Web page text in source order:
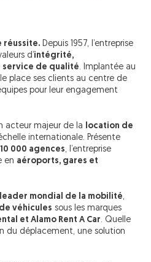
réussite. Depuis 1957, l’entreprise
d’intégrité,
service de qualité. Implantée au
place ses clients au centre de
pour leur engagement
acteur majeur de la location de
internationale. Présente
10 000 agences, l’entreprise
en aéroports, gares et
leader mondial de la mobilité,
véhicules sous les marques
et Alamo Rent A Car. Quelle
du déplacement, une solution